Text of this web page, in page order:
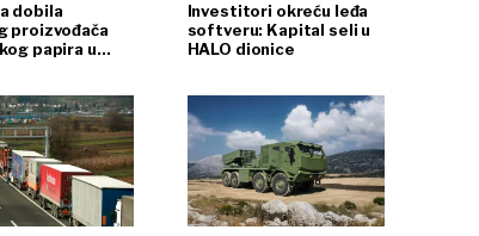
dobila
proizvođača
papira u
Investitori okreću leđa
softveru: Kapital seli u
HALO dionice